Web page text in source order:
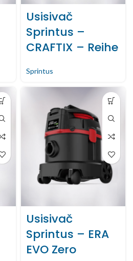
Usisivač
Sprintus –
CRAFTIX – Reihe
Sprintus
Usisivač
Sprintus – ERA
EVO Zero